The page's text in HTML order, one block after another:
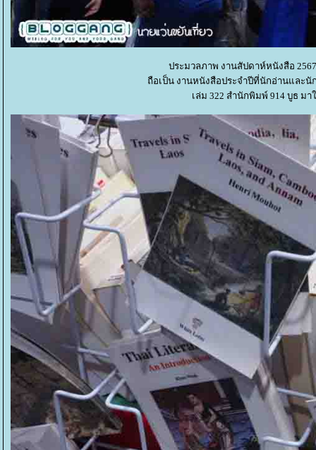
ประมวลภาพ งานสัปดาห์หนังสือ
ถือเป็น งานหนังสือประจำปีที่นักอ่านและ
เล่ม 322 สำนักพิมพ์ 914 บูธ ม